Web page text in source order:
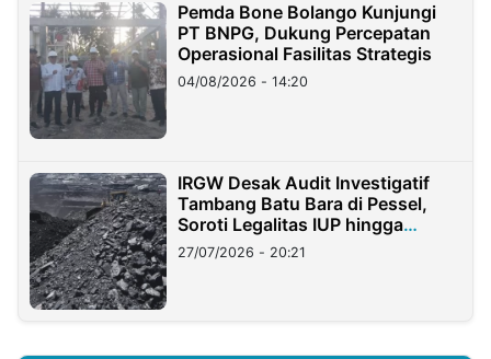
Pemda Bone Bolango Kunjungi
PT BNPG, Dukung Percepatan
Operasional Fasilitas Strategis
04/08/2026 - 14:20
IRGW Desak Audit Investigatif
Tambang Batu Bara di Pessel,
Soroti Legalitas IUP hingga
Stockpile
27/07/2026 - 20:21